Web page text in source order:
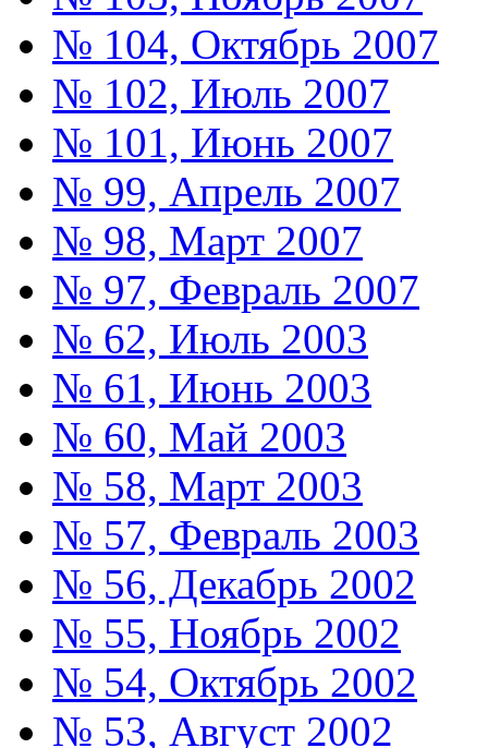
№ 104, Октябрь 2007
№ 102, Июль 2007
№ 101, Июнь 2007
№ 99, Апрель 2007
№ 98, Март 2007
№ 97, Февраль 2007
№ 62, Июль 2003
№ 61, Июнь 2003
№ 60, Май 2003
№ 58, Март 2003
№ 57, Февраль 2003
№ 56, Декабрь 2002
№ 55, Ноябрь 2002
№ 54, Октябрь 2002
№ 53, Август 2002